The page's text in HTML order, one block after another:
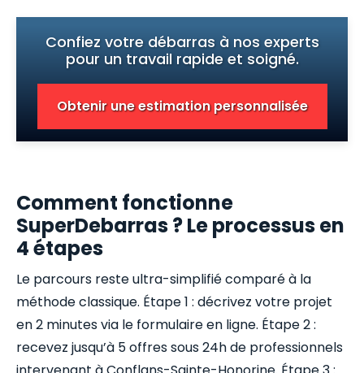
Confiez votre débarras à nos experts
pour un travail rapide et soigné.
Obtenir une estimation personnalisée
Comment fonctionne
SuperDebarras ? Le processus en
4 étapes
Le parcours reste ultra-simplifié comparé à la
méthode classique. Étape 1 : décrivez votre projet
en 2 minutes via le formulaire en ligne. Étape 2 :
recevez jusqu’à 5 offres sous 24h de professionnels